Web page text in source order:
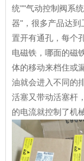
统""气动控制阀系
器"，很多产品达到
置开有通孔，每个
电磁铁，哪面的磁
体的移动来档住或
油就会进入不同的
活塞又带动活塞杆
的电流就控制了机